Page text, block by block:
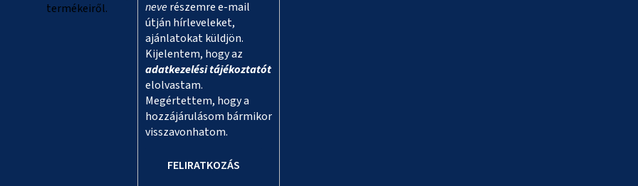
termékeiről.
neverészemre e-mail
útján hírleveleket,
ajánlatokat küldjön.
Kijelentem, hogy az
adatkezelési tájékoztatót
elolvastam.
Megértettem, hogy a
hozzájárulásom bármikor
visszavonhatom.
FELIRATKOZÁS